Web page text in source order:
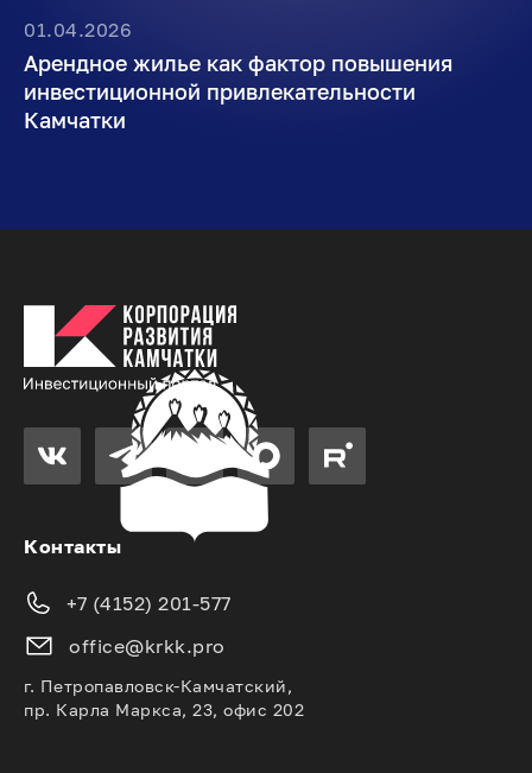
01.04.2026
Арендное жилье как фактор повышения
инвестиционной привлекательности
Камчатки
Контакты
+7 (4152) 201-577
office@krkk.pro
г. Петропавловск-Камчатский,
пр. Карла Маркса, 23, офис 202